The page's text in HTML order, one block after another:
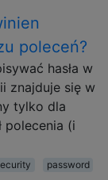
poleceń?
hasła w
znajduje się w
tylko dla
polecenia (i
password